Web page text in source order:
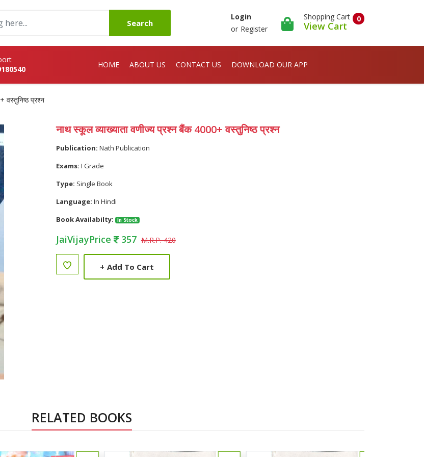
Search
Login
or Register
0
Shopping Cart
View Cart
HOME ABOUT US CONTACT US DOWNLOAD OUR APP
वस्तुनिष्ठ प्रश्न
नाथ स्कूल व्याख्याता वणीज्य प्रश्न बैंक 4000+ वस्तुनिष्ठ प्रश्न
Publication: Nath Publication
Exams: I Grade
Type: Single Book
Language: In Hindi
Book Availabilty:
In Stock
JaiVijayPrice 357 M.R.P. 420
+ Add To Cart
RELATED BOOKS